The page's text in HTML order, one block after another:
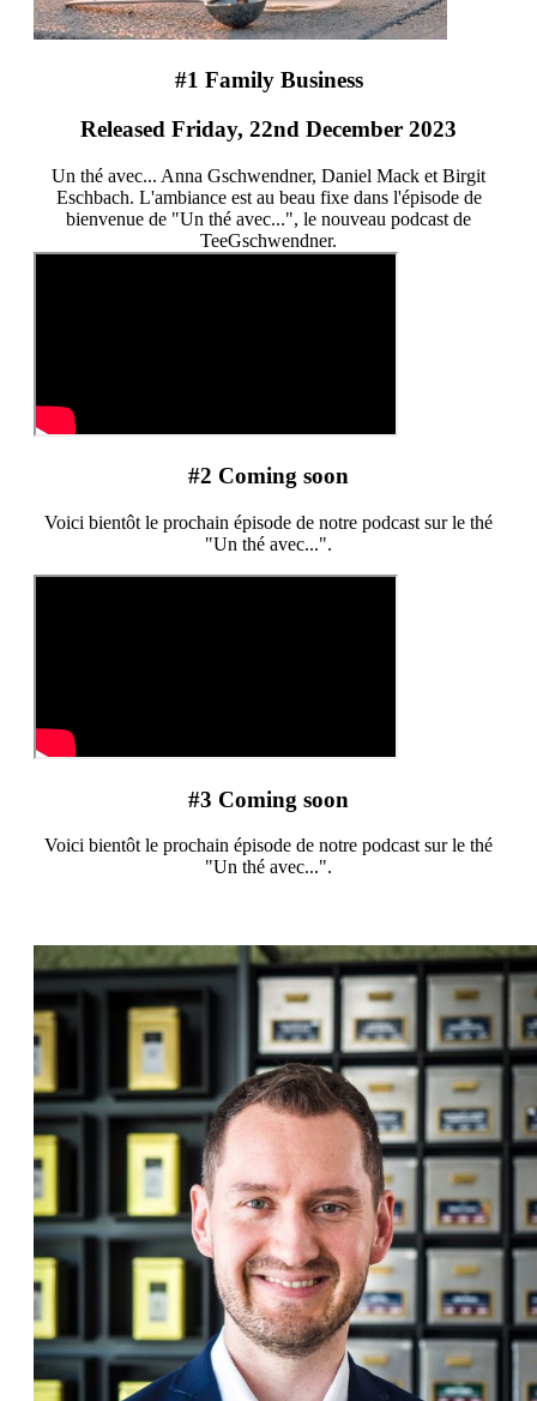
#1 Family Business
Released Friday, 22nd December 2023
Un thé avec... Anna Gschwendner, Daniel Mack et Birgit
Eschbach. L'ambiance est au beau fixe dans l'épisode de
bienvenue de "Un thé avec...", le nouveau podcast de
TeeGschwendner.
#2 Coming soon
Voici bientôt le prochain épisode de notre podcast sur le thé
"Un thé avec...".
#3 Coming soon
Voici bientôt le prochain épisode de notre podcast sur le thé
"Un thé avec...".